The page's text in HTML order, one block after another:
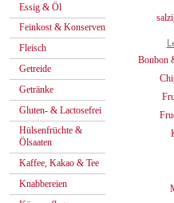
Essig & Öl
Feinkost & Konserven
Fleisch
Getreide
Getränke
Gluten- & Lactosefrei
Hülsenfrüchte &
Ölsaaten
Kaffee, Kakao & Tee
Knabbereien
Bonbon